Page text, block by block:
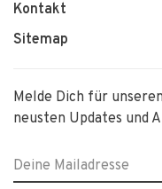
Kontakt
Sitemap
Melde Dich für
neusten Updates und